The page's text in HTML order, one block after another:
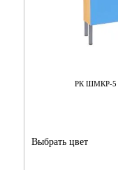
Выбрать цвет